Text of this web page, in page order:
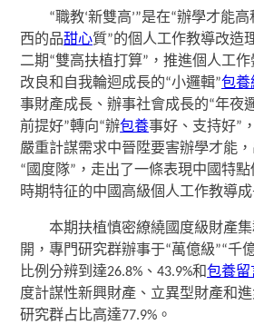
“職教‘新雙高’”是在“辦學才能
西的品甜心質”的個人工作教導改造
二期“雙高扶植打算”，推進個人工
改良和自我輪迴成長的“小邏輯”包養
事財產成長、辦事社會成長的“年夜
前提好”轉向“辦包養事好、支持好”
嚴重計謀需求中晉陞要害辦學才能
“國度隊”，走出了一條表現中國特
時期特征的中國高級個人工作教導成
本期扶植慎密繚繞國度級財產
開，專門研究群辦事于“萬億級”“千
比例分辨到達26.8%、43.9%和包養留
度計謀性新興財產、立異型財產和
研究群占比高達77.9%。